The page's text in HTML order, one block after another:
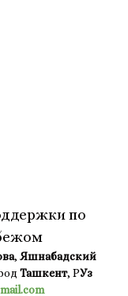
по
, Яшнабадский
Ташкент, РУз